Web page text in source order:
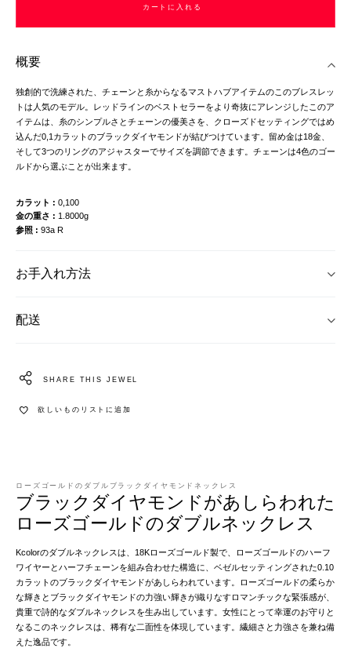
カートに入れる
カートに入れる
概要
独創的で洗練された、チェーンと糸からなるマストハブアイテムのこのブレスレッ
トは人気のモデル。レッドラインのベストセラーをより奇抜にアレンジしたこのア
イテムは、糸のシンプルさとチェーンの優美さを、クローズドセッティングではめ
込んだ0,1カラットのブラックダイヤモンドが結びつけています。留め金は18金、
そして3つのリングのアジャスターでサイズを調節できます。チェーンは4色のゴー
ルドから選ぶことが出来ます。
カラット
0,100
金の重さ
1.8000g
参照
93a R
お手入れ方法
配送
SHARE THIS JEWEL
欲しいものリストに追加
ローズゴールドのダブルブラックダイヤモンドネックレス
ブラックダイヤモンドがあしらわれた
ローズゴールドのダブルネックレス
Kcolorのダブルネックレスは、18Kローズゴールド製で、ローズゴールドのハーフ
ワイヤーとハーフチェーンを組み合わせた構造に、ベゼルセッティングされた0.10
カラットのブラックダイヤモンドがあしらわれています。ローズゴールドの柔らか
な輝きとブラックダイヤモンドの力強い輝きが織りなすロマンチックな緊張感が、
貴重で詩的なダブルネックレスを生み出しています。女性にとって幸運のお守りと
なるこのネックレスは、稀有な二面性を体現しています。繊細さと力強さを兼ね備
えた逸品です。